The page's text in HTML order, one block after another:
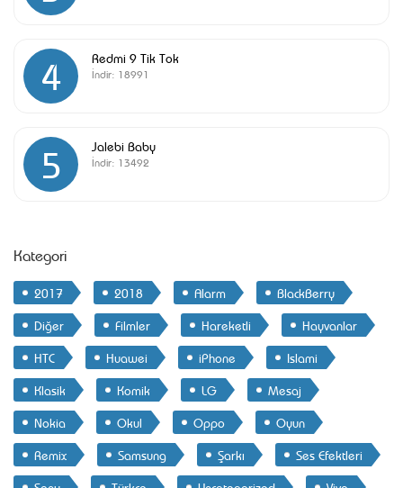
4 Redmi 9 Tik Tok
İndir: 18991
5 Jalebi Baby
İndir: 13492
Kategori
2017 2018 Alarm
BlackBerry
Diğer
Filmler Hareketli
Hayvanlar
HTC
Huawei iPhone
Islami
Klasik
Komik LG
Mesaj
Nokia
Okul Oppo
Oyun
Remix
Samsung Şarkı
Ses Efektleri